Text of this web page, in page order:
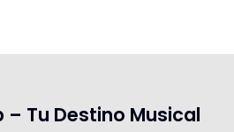
– Tu Destino Musical